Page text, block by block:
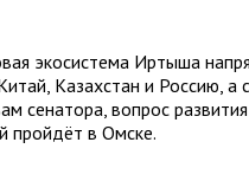
экосистема Иртыша
Казахстан и Россию,
сенатора, вопрос
пройдёт в Омске.